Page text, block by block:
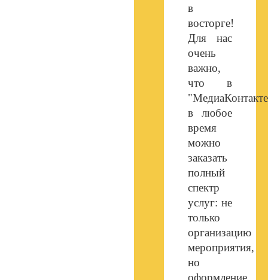
в
восторге!
Для нас
очень
важно,
что в
в любое
время
можно
заказать
полный
спектр
услуг: не
только
организацию
мероприятия,
но
оформление,